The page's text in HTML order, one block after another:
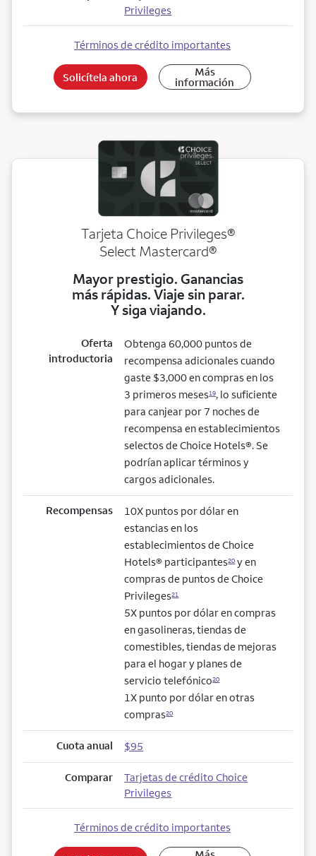
Privileges
Términos de crédito importantes
Solicítela ahora Más
información
Tarjeta Choice Privileges®
Select Mastercard®
Mayor prestigio. Ganancias
más rápidas. Viaje sin parar.
Y siga viajando.
Oferta
introductoria
Obtenga 60,000 puntos de
recompensa adicionales cuando
gaste $3,000 en compras en los
3 primeros meses19, lo suficiente
para canjear por 7 noches de
recompensa en establecimientos
selectos de Choice Hotels®. Se
podrían aplicar términos y
cargos adicionales.
Recompensas
10X puntos por dólar en
estancias en los
establecimientos de Choice
Hotels® participantes20y en
compras de puntos de Choice
Privileges21
5X puntos por dólar en compras
en gasolineras, tiendas de
comestibles, tiendas de mejoras
para el hogar y planes de
servicio telefónico20
1X punto por dólar en otras
compras20
Cuota anual $95
Comparar
Tarjetas de crédito Choice
Privileges
Términos de crédito importantes